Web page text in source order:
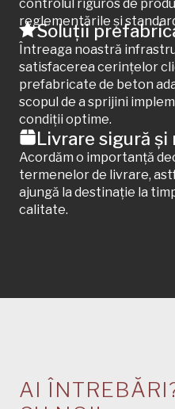
controlul riguros de
reglementările și
Soluții
Întreaga noastră
satisfacerea cerințelor
prefabricate de beton
scopul de a sprijini
condiții optime.
Livrare sigură și
Acordăm o importanță
termenelor de livrare,
ajungă la destinație la
calitate.
AI